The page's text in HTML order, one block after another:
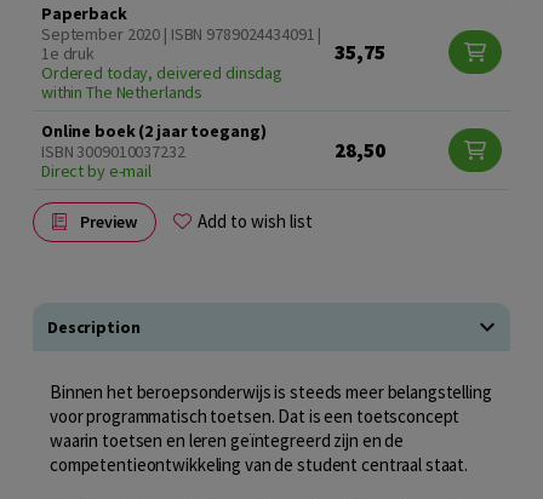
Paperback
September 2020 | ISBN 9789024434091 |
1e druk
Ordered today, deivered dinsdag
within The Netherlands
35,75
Online boek (2 jaar toegang)
ISBN 3009010037232
Direct by e-mail
28,50
Preview Add to wish list
Description
Binnen het beroepsonderwijs is steeds meer belangstelling
voor programmatisch toetsen. Dat is een toetsconcept
waarin toetsen en leren geïntegreerd zijn en de
competentieontwikkeling van de student centraal staat.